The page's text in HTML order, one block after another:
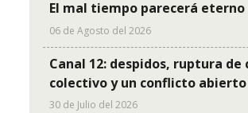
El mal tiempo parecerá eterno
06 de Agosto del 2026
Canal 12: despidos, ruptura de
colectivo y un conflicto abierto
30 de Julio del 2026